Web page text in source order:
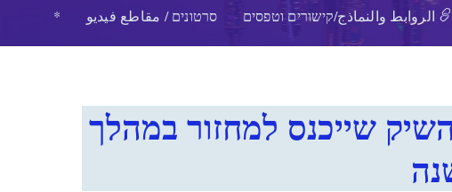
الروابط والنماذج/קישורים וטפסים סרטונים / مقاطع فيديو *
שייכנס למחזור במהלך